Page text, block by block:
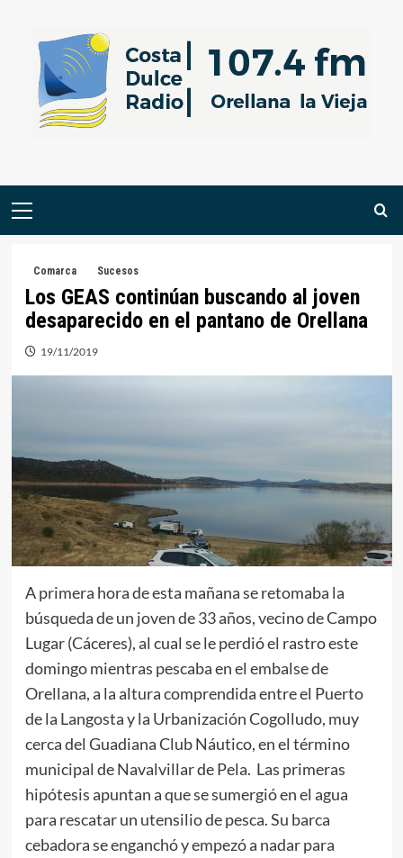
contenido
Menú
Comarca Sucesos
Los GEAS continúan buscando al joven
desaparecido en el pantano de Orellana
19/11/2019
A primera hora de esta mañana se retomaba la
búsqueda de un joven de 33 años, vecino de Campo
Lugar (Cáceres), al cual se le perdió el rastro este
domingo mientras pescaba en el embalse de
Orellana, a la altura comprendida entre el Puerto
de la Langosta y la Urbanización Cogolludo, muy
cerca del Guadiana Club Náutico, en el término
municipal de Navalvillar de Pela. Las primeras
hipótesis apuntan a que se sumergió en el agua
para rescatar un utensilio de pesca. Su barca
cebadora se enganchó y empezó a nadar para